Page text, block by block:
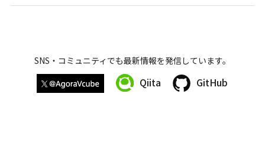
SNS・コミュニティでも最新情報を発信しています。
Qiita GitHub